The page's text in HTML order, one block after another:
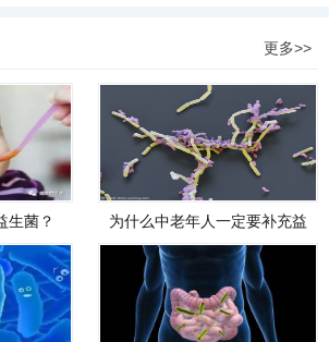
更多>>
生菌？
为什么中老年人一定要补充益